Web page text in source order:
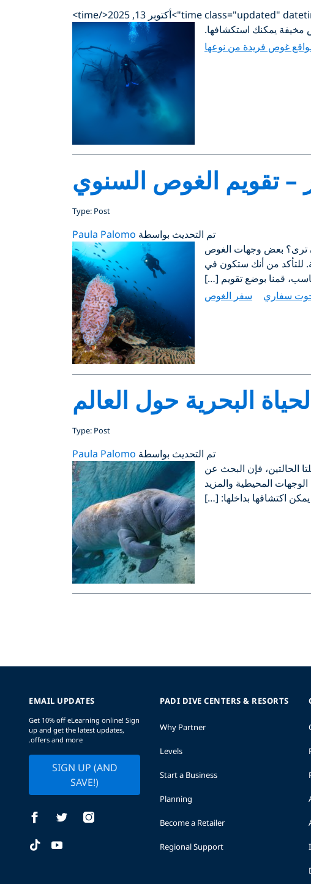
غوص فريدة من نوعها
تقويم الغوص السنوي
Type: Post
تم التحديث بواسطة Paula Palomo
ترى؟ بعض وجهات الغوص
للتأكد من أنك ستكون في
قمنا بوضع تقويم […]
سفاري سفر الغوص
Type: Post
تم التحديث بواسطة Paula Palomo
الحالتين، فإن البحث عن
المحيطية والمزيد
يمكن اكتشافها بداخلها: […]
EMAIL UPDATES
Get 10% off eLearning online! Sign
up and get the latest updates,
offers and more.
SIGN UP (AND
SAVE!)
PADI DIVE CENTERS & RESORTS
Why Partner
Levels
Start a Business
Planning
Become a Retailer
Regional Support